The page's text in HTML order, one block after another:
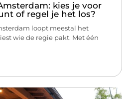
kies je voor
of regel je het los?
loopt meestal het
wie de regie pakt. Met één